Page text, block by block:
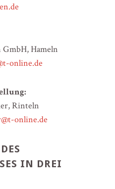
Hameln
online.de
Rinteln
online.de
IN DREI